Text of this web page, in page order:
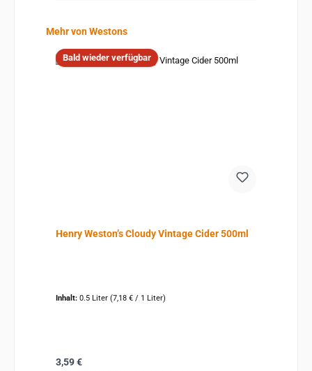
Produktgalerie überspringen
Mehr von Westons
Bald wieder verfügbar
Henry Weston’s Cloudy Vintage Cider 500ml
Inhalt: 0.5 Liter (7,18 € / 1 Liter)
Regulärer Preis:
3,59 €